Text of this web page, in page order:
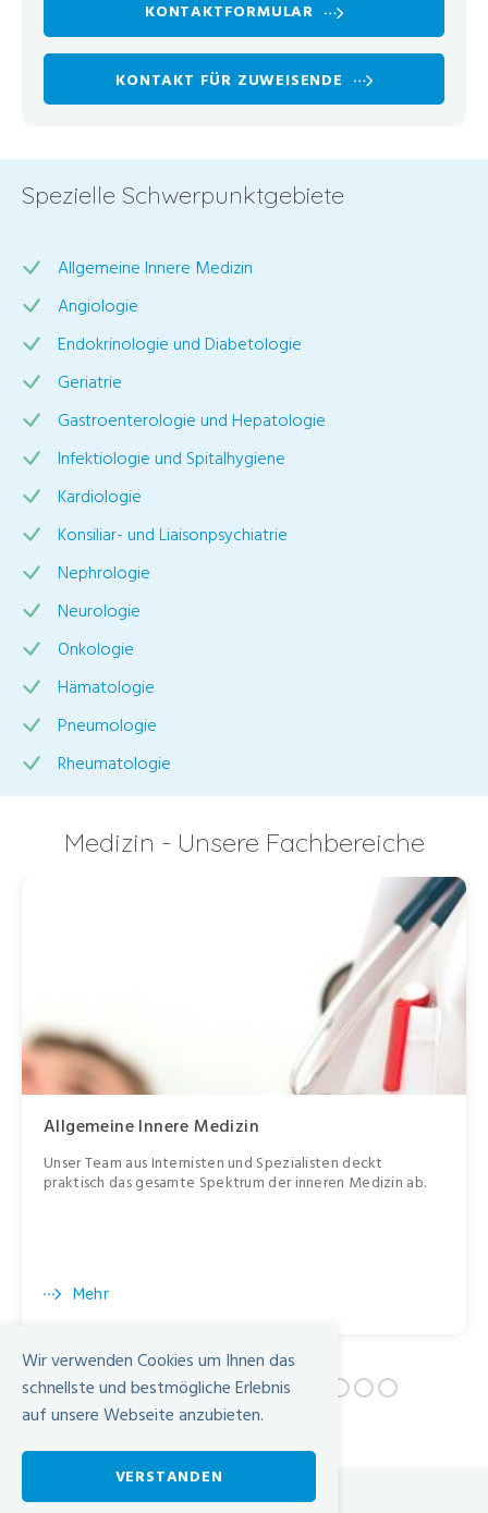
KONTAKTFORMULAR
KONTAKT FÜR ZUWEISENDE
Spezielle Schwerpunktgebiete
Allgemeine Innere Medizin
Angiologie
Endokrinologie und Diabetologie
Geriatrie
Gastroenterologie und Hepatologie
Infektiologie und Spitalhygiene
Kardiologie
Konsiliar- und Liaisonpsychiatrie
Nephrologie
Neurologie
Onkologie
Hämatologie
Pneumologie
Rheumatologie
Medizin - Unsere Fachbereiche
Allgemeine Innere Medizin
Unser Team aus Internisten und Spezialisten deckt
praktisch das gesamte Spektrum der inneren Medizin ab.
Mehr
Spital Limmattal
Wir verwenden Cookies um Ihnen das
schnellste und bestmögliche Erlebnis
auf unsere Webseite anzubieten.
VERSTANDEN